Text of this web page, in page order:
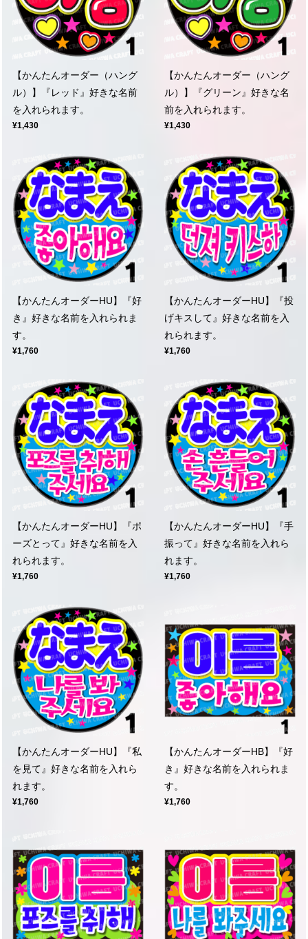
【かんたんオーダー（ハング
ル）】『レッド』好きな名前
を入れられます。
¥1,430
【かんたんオーダー（ハング
ル）】『グリーン』好きな名
前を入れられます。
¥1,430
【かんたんオーダーHU】『好
き』好きな名前を入れられま
す。
¥1,760
【かんたんオーダーHU】『投
げキスして』好きな名前を入
れられます。
¥1,760
【かんたんオーダーHU】『ポ
ーズとって』好きな名前を入
れられます。
¥1,760
【かんたんオーダーHU】『手
振って』好きな名前を入れら
れます。
¥1,760
【かんたんオーダーHU】『私
を見て』好きな名前を入れら
れます。
¥1,760
【かんたんオーダーHB】『好
き』好きな名前を入れられま
す。
¥1,760